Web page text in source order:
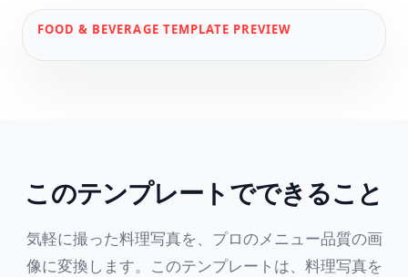
FOOD & BEVERAGE TEMPLATE PREVIEW
このテンプレートでできること
気軽に撮った料理写真を、プロのメニュー品質の画
像に変換します。このテンプレートは、料理写真を